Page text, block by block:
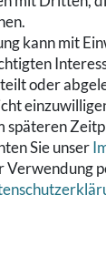
kann mit
oder
späteren
Sie unser
Verwendung